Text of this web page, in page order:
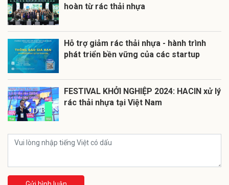
hoàn từ rác thải nhựa
Hỗ trợ giảm rác thải nhựa - hành trình
phát triển bền vững của các startup
FESTIVAL KHỞI NGHIỆP 2024: HACIN xử lý
rác thải nhựa tại Việt Nam